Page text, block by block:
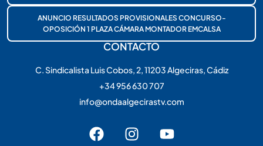
ANUNCIO RESULTADOS PROVISIONALES CONCURSO-
OPOSICIÓN 1 PLAZA CÁMARA MONTADOR EMCALSA
CONTACTO
C. Sindicalista Luis Cobos, 2, 11203 Algeciras, Cádiz
+34 956 630 707
info@ondaalgecirastv.com